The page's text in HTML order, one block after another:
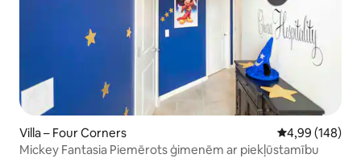
Villa – Four Corners Vidējais
4,99 (148)
Mickey Fantasia Piemērots ģimenēm ar piekļūstamību